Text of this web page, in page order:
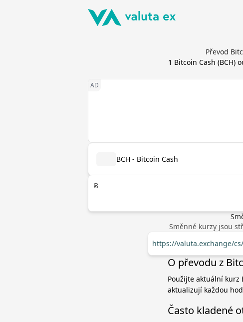
Převod
1 Bitcoin Cash (BCH)
BCH - Bitcoin Cash
Ƀ
Směnné kurzy jsou
https://valuta.exchange/
O převodu z
Použijte aktuální kurz
aktualizují každou
Často kladené